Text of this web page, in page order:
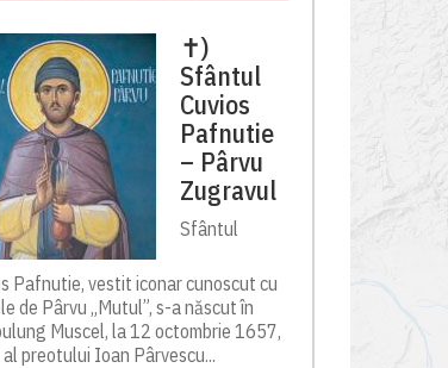
✝)
Sfântul
Cuvios
Pafnutie
– Pârvu
Zugravul
Sfântul
Pafnutie, vestit iconar cunoscut cu
de Pârvu „Mutul”, s-a născut în
Muscel, la 12 octombrie 1657,
preotului Ioan Pârvescu...